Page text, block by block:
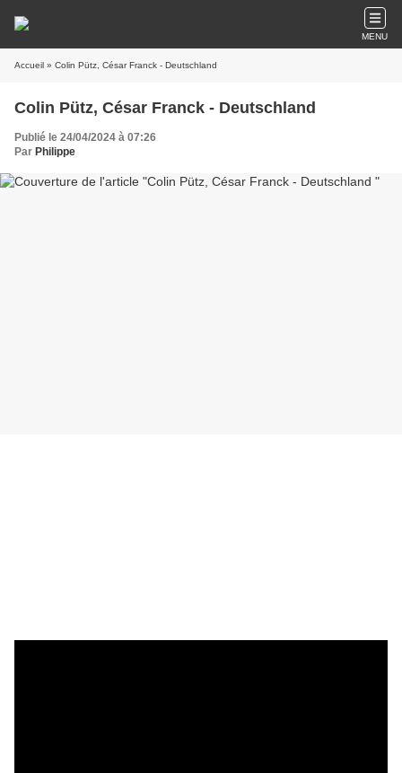
MENU
Accueil » Colin Pütz, César Franck - Deutschland
Colin Pütz, César Franck - Deutschland
Publié le 24/04/2024 à 07:26
Par Philippe